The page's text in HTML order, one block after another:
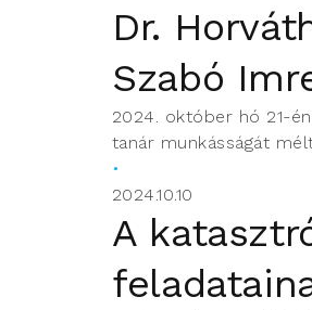
Dr.
Szabó
2024. október hó 21-
tanár munkásságát
2024.10.10
A